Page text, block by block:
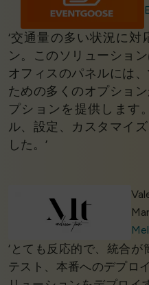
‘交通量の多い状況に対
ン。このソリューショ
オフィスのパネルには、
ための多くのオプショ
プションを提供します
ル、設定、カスタマイ
した。’
‘とても反応的で、統合
テスト、本番へのデプロイ